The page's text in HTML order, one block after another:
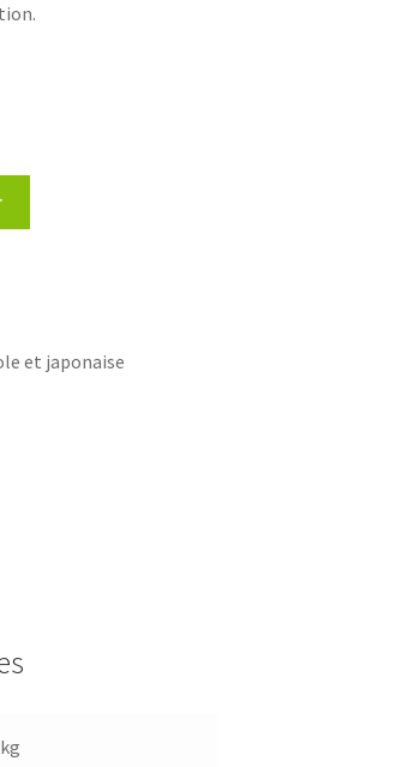
et japonaise